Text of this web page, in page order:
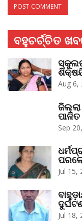
ବହୁଚର୍ଚ୍ଚିତ
Aug 6,
ପାଳିତ
Sep
Jul 15,
Jul 18,